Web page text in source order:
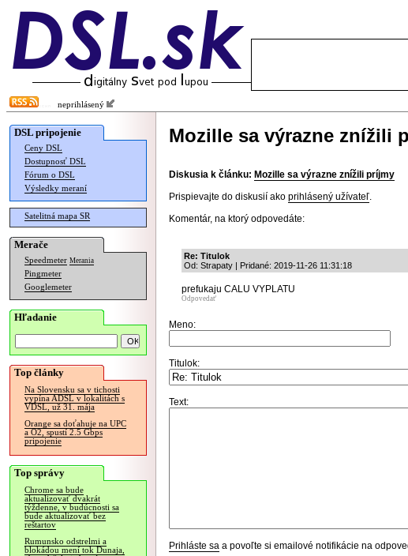
neprihlásený
DSL pripojenie
Ceny DSL
Dostupnosť DSL
Fórum o DSL
Výsledky meraní
Satelitná mapa SR
Merače
Speedmeter Merania
Pingmeter
Googlemeter
Hľadanie
Top články
Na Slovensku sa v tichosti
vypína ADSL v lokalitách s
VDSL, už 31. mája
Orange sa doťahuje na UPC
a O2, spustí 2.5 Gbps
pripojenie
Top správy
Chrome sa bude
aktualizovať dvakrát
týždenne, v budúcnosti sa
bude aktualizovať bez
reštartov
Rumunsko odstrelmi a
blokádou mení tok Dunaja,
Mozille sa výrazne znížili
Diskusia k článku: Mozille sa výrazne znížili príjmy
Prispievajte do diskusií ako prihlásený užívateľ.
Komentár, na ktorý odpovedáte:
Re: Titulok
Od: Strapaty | Pridané: 2019-11-26 11:31:18
prefukaju CALU VYPLATU
Odpovedať
Meno:
Titulok:
Text:
Prihláste sa a povoľte si emailové notifikácie na